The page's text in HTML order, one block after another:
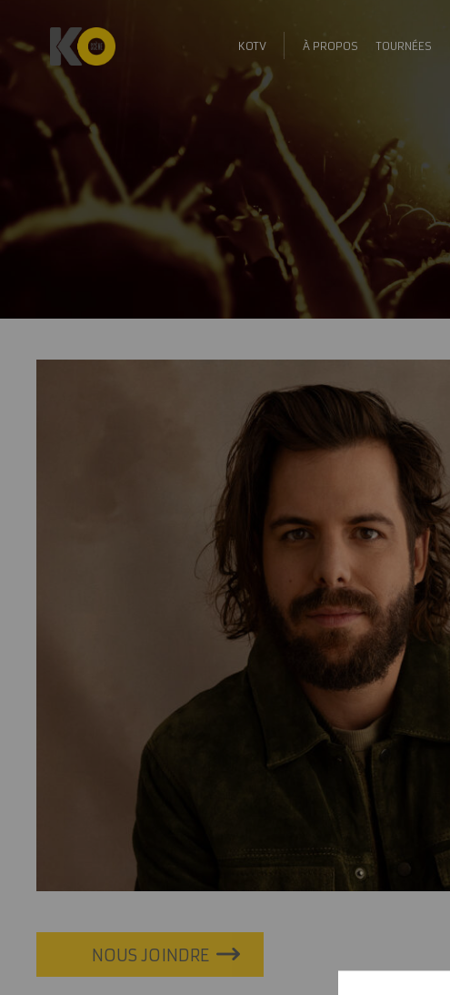
KOTV À PROPOS TOURNÉES
NOUS JOINDRE